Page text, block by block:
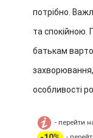
потрібно.
та спокійною.
батькам
захворювання,
особливості
- перейти